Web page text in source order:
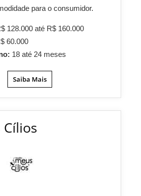
para o consumidor.
128.000 até R$ 160.000
60.000
18 até 24 meses
Saiba Mais